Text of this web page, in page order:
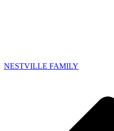
NESTVILLE FAMILY